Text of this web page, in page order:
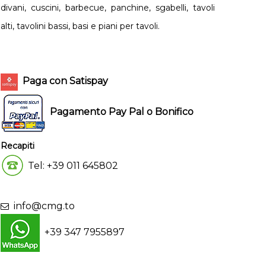
divani, cuscini, barbecue, panchine, sgabelli, tavoli
alti, tavolini bassi, basi e piani per tavoli.
Paga con Satispay
Pagamento Pay Pal o Bonifico
Recapiti
Tel: +39 011 645802
info@cmg.to
+39 347 7955897